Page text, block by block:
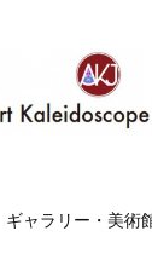
ギャラリー・美術